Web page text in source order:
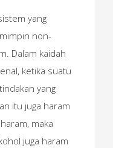
yang
non-
Dalam kaidah
ketika suatu
yang
itu juga haram
maka
juga haram